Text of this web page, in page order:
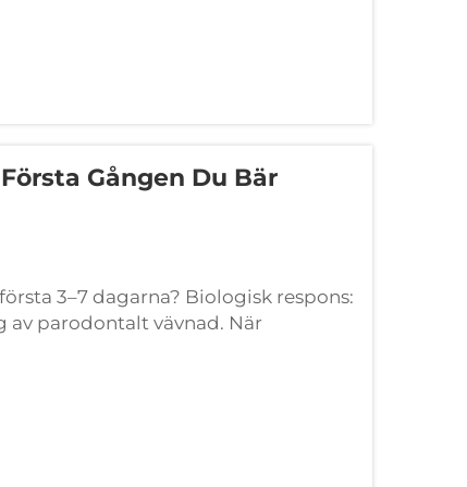
Gången Du Bär
3–7 dagarna? Biologisk respons:
parodontalt vävnad. När
bågen en kontrollerad kraft på
...